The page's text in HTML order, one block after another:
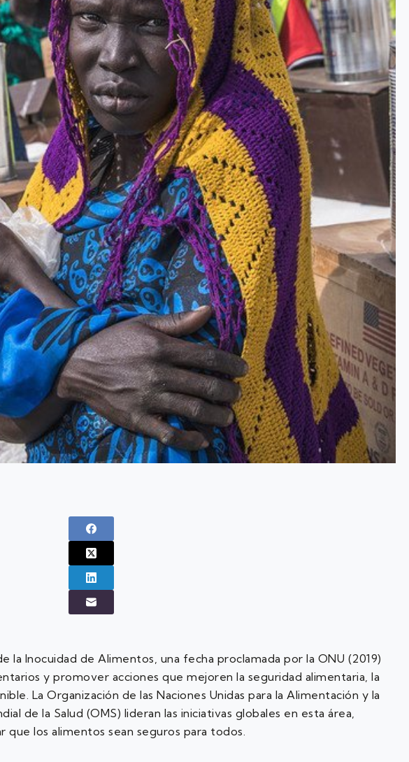
la Inocuidad de Alimentos, una fecha proclamada por la ONU (2019)
y promover acciones que mejoren la seguridad alimentaria, la
La Organización de las Naciones Unidas para la Alimentación y la
de la Salud (OMS) lideran las iniciativas globales en esta área,
los alimentos sean seguros para todos.